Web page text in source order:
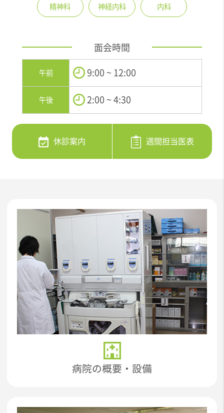
精神科 神経内科 内科
面会時間
午前 9:00 ~ 12:00
午後 2:00 ~ 4:30
休診案内 週間担当医表
病院の概要・設備